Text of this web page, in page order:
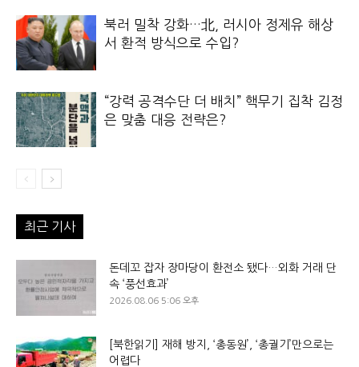
북러 밀착 강화…北, 러시아 정제유 해상
서 환적 방식으로 수입?
“강력 공격수단 더 배치” 핵무기 집착 김정
은 맞춤 대응 전략은?
최근 기사
돈데꼬 잡자 장마당이 환전소 됐다…외화 거래 단
속 ‘풍선효과’
2026.08.06 5:06 오후
[북한읽기] 재해 방지, ‘총동원’, ‘총궐기’만으로는
어렵다